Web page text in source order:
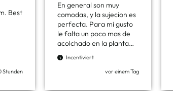
Best
Stunden
En general son muy
comodas, y la sujecion es
perfecta. Para mi gusto
le falta un poco mas de
acolchado en la planta
pero se soluciona
facilmente añadiendo
unas plantillas. Los
Incentiviert
vor einem Tag